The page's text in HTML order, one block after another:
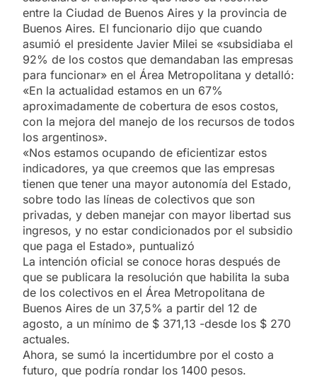
entre la Ciudad de Buenos Aires y la provincia de
Buenos Aires. El funcionario dijo que cuando
asumió el presidente Javier Milei se «subsidiaba el
92% de los costos que demandaban las empresas
para funcionar» en el Área Metropolitana y detalló:
«En la actualidad estamos en un 67%
aproximadamente de cobertura de esos costos,
con la mejora del manejo de los recursos de todos
los argentinos».
«Nos estamos ocupando de eficientizar estos
indicadores, ya que creemos que las empresas
tienen que tener una mayor autonomía del Estado,
sobre todo las líneas de colectivos que son
privadas, y deben manejar con mayor libertad sus
ingresos, y no estar condicionados por el subsidio
que paga el Estado», puntualizó
La intención oficial se conoce horas después de
que se publicara la resolución que habilita la suba
de los colectivos en el Área Metropolitana de
Buenos Aires de un 37,5% a partir del 12 de
agosto, a un mínimo de $ 371,13 -desde los $ 270
actuales.
Ahora, se sumó la incertidumbre por el costo a
futuro, que podría rondar los 1400 pesos.